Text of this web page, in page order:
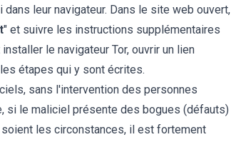
leur navigateur. Dans le site web ouvert,
" et suivre les instructions supplémentaires
le navigateur Tor, ouvrir un lien
étapes qui y sont écrites.
sans l'intervention des personnes
si le maliciel présente des bogues (défauts)
les circonstances, il est fortement